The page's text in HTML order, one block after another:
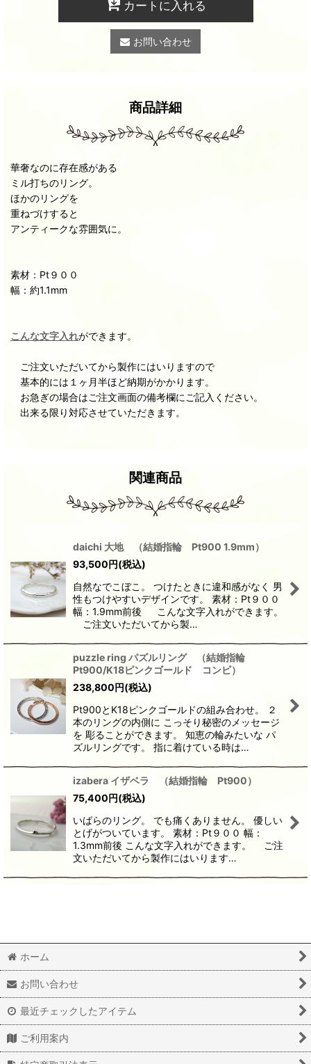
カートに入れる
お問い合わせ
商品詳細
華奢なのに存在感がある
ミル打ちのリング。
ほかのリングを
重ねづけすると
アンティークな雰囲気に。
素材：Pt９００
幅：約1.1mm
こんな文字入れができます。
ご注文いただいてから製作にはいりますので
基本的には１ヶ月半ほど納期がかかります。
お急ぎの場合はご注文画面の備考欄にご記入ください。
出来る限り対応させていただきます。
関連商品
daichi 大地 （結婚指輪 Pt900 1.9mm）
93,500円(税込)
自然なでこぼこ。 つけたときに違和感がなく 男
性もつけやすいデザインです。 素材：Pt９００
幅：1.9mm前後 こんな文字入れができます。
ご注文いただいてから製…
puzzle ring パズルリング （結婚指輪
Pt900/K18ピンクゴールド コンビ）
238,800円(税込)
Pt900とK18ピンクゴールドの組み合わせ。 ２
本のリングの内側に こっそり秘密のメッセージ
を 彫ることができます。 知恵の輪みたいな パ
ズルリングです。 指に着けている時は…
izabera イザベラ （結婚指輪 Pt900）
75,400円(税込)
いばらのリング。 でも痛くありません。 優しい
とげがついています。 素材：Pt９００ 幅：
1.3mm前後 こんな文字入れができます。 ご注
文いただいてから製作にはいります…
ホーム
お問い合わせ
最近チェックしたアイテム
ご利用案内